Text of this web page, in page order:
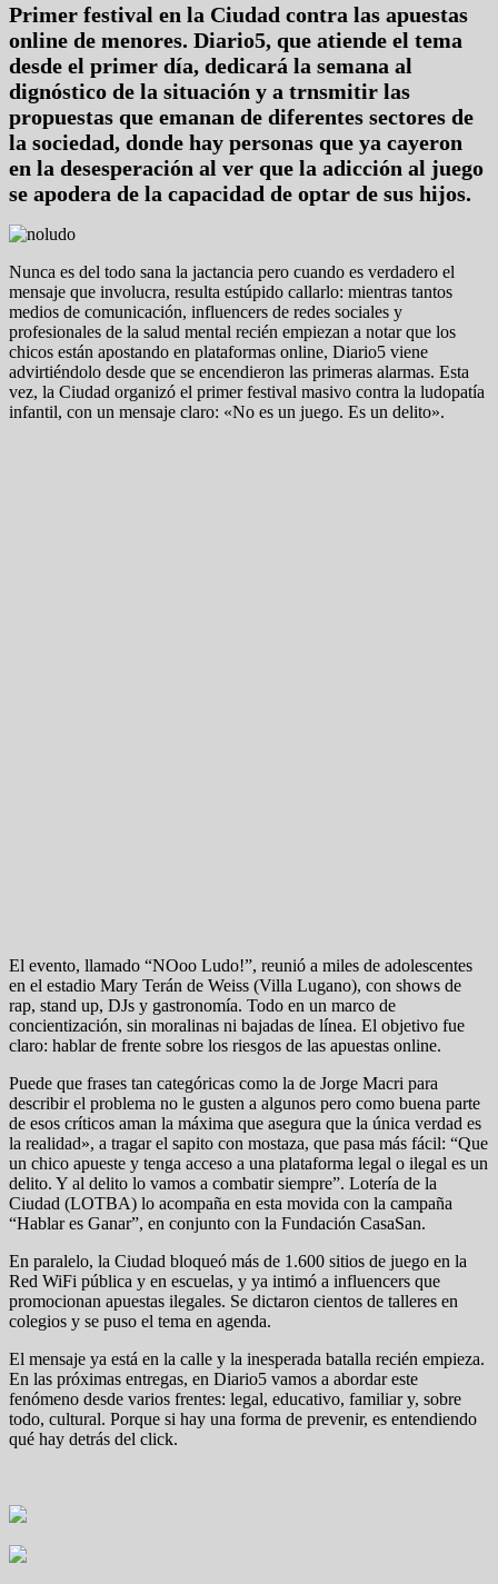
Primer festival en la Ciudad contra las apuestas
online de menores. Diario5, que atiende el tema
desde el primer día, dedicará la semana al
dignóstico de la situación y a trnsmitir las
propuestas que emanan de diferentes sectores de
la sociedad, donde hay personas que ya cayeron
en la desesperación al ver que la adicción al juego
se apodera de la capacidad de optar de sus hijos.
Nunca es del todo sana la jactancia pero cuando es verdadero el
mensaje que involucra, resulta estúpido callarlo: mientras tantos
medios de comunicación, influencers de redes sociales y
profesionales de la salud mental recién empiezan a notar que los
chicos están apostando en plataformas online, Diario5 viene
advirtiéndolo desde que se encendieron las primeras alarmas. Esta
vez, la Ciudad organizó el primer festival masivo contra la ludopatía
infantil, con un mensaje claro: «No es un juego. Es un delito».
El evento, llamado “NOoo Ludo!”, reunió a miles de adolescentes
en el estadio Mary Terán de Weiss (Villa Lugano), con shows de
rap, stand up, DJs y gastronomía. Todo en un marco de
concientización, sin moralinas ni bajadas de línea. El objetivo fue
claro: hablar de frente sobre los riesgos de las apuestas online.
Puede que frases tan categóricas como la de Jorge Macri para
describir el problema no le gusten a algunos pero como buena parte
de esos críticos aman la máxima que asegura que la única verdad es
la realidad», a tragar el sapito con mostaza, que pasa más fácil: “Que
un chico apueste y tenga acceso a una plataforma legal o ilegal es un
delito. Y al delito lo vamos a combatir siempre”. Lotería de la
Ciudad (LOTBA) lo acompaña en esta movida con la campaña
“Hablar es Ganar”, en conjunto con la Fundación CasaSan.
En paralelo, la Ciudad bloqueó más de 1.600 sitios de juego en la
Red WiFi pública y en escuelas, y ya intimó a influencers que
promocionan apuestas ilegales. Se dictaron cientos de talleres en
colegios y se puso el tema en agenda.
El mensaje ya está en la calle y la inesperada batalla recién empieza.
En las próximas entregas, en Diario5 vamos a abordar este
fenómeno desde varios frentes: legal, educativo, familiar y, sobre
todo, cultural. Porque si hay una forma de prevenir, es entendiendo
qué hay detrás del click.